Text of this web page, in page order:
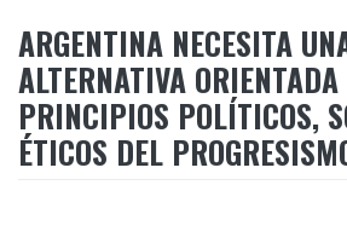
ARGENTINA NECESITA
ALTERNATIVA
PRINCIPIOS POLÍTICOS,
ÉTICOS DEL